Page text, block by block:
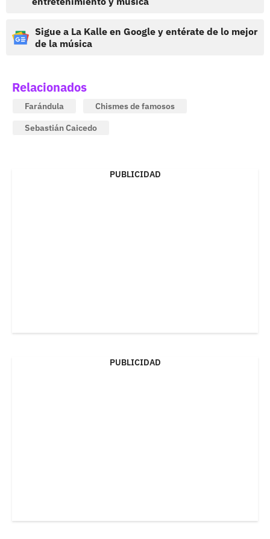
Sigue a La Kalle en Google y entérate de lo mejor
de la música
Relacionados
Farándula
Chismes de famosos
Sebastián Caicedo
PUBLICIDAD
PUBLICIDAD